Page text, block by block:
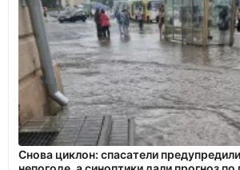
Снова циклон: спасатели